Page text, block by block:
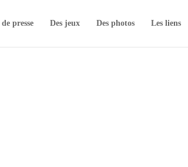
presse Des jeux Des photos Les liens